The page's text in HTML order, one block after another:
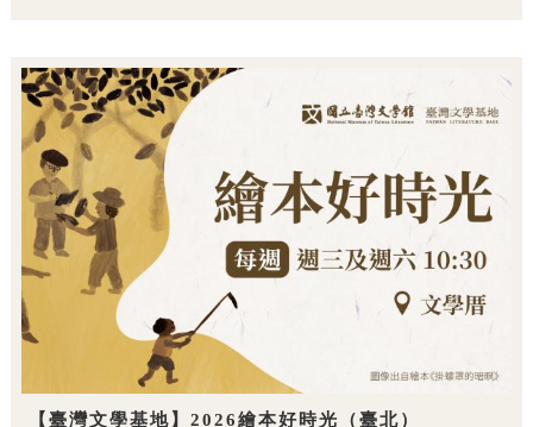
【臺灣文學基地】2026繪本好時光（臺北）